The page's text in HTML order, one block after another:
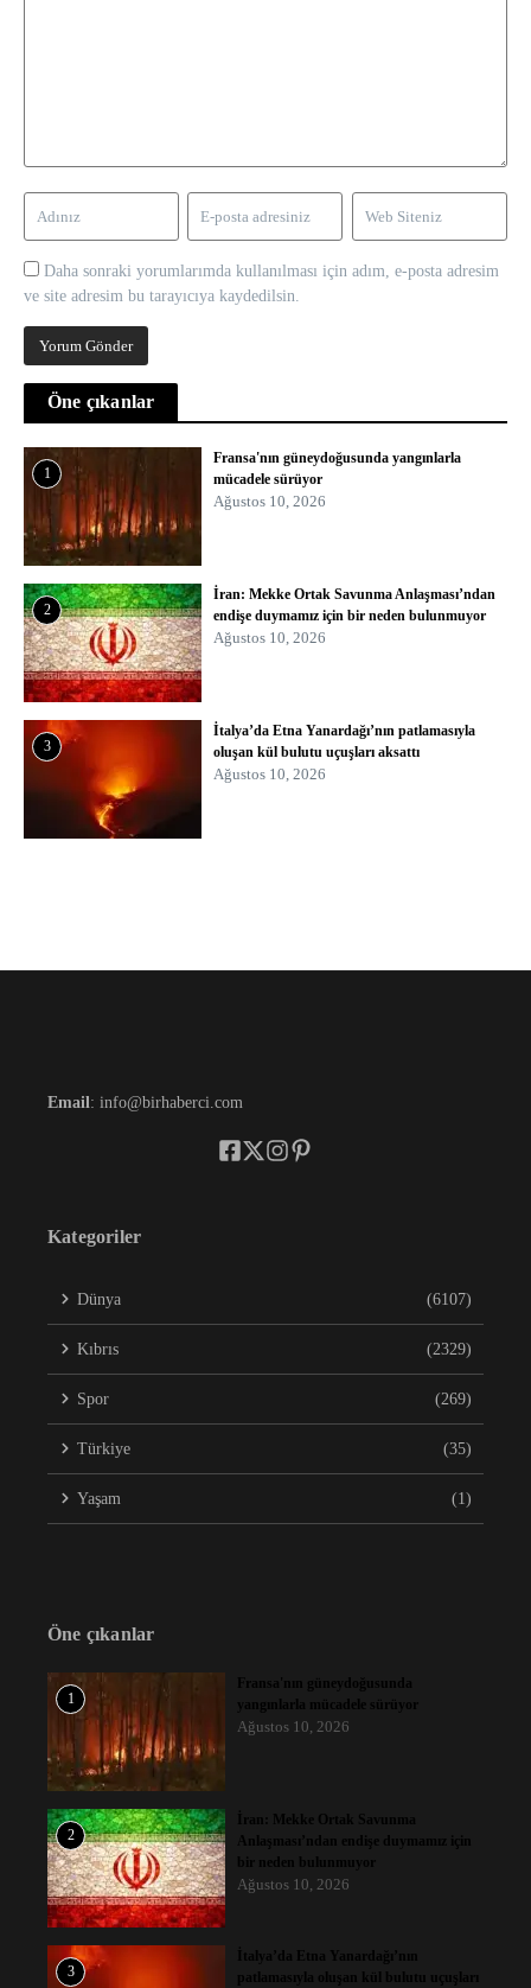
Daha sonraki yorumlarımda kullanılması için adım, e-posta adresim
ve site adresim bu tarayıcıya kaydedilsin.
Öne çıkanlar
1
Fransa'nın güneydoğusunda yangınlarla
mücadele sürüyor
Ağustos 10, 2026
2
İran: Mekke Ortak Savunma Anlaşması’ndan
endişe duymamız için bir neden bulunmuyor
Ağustos 10, 2026
3
İtalya’da Etna Yanardağı’nın patlamasıyla
oluşan kül bulutu uçuşları aksattı
Ağustos 10, 2026
Email : info@birhaberci.com
Kategoriler
Dünya (6107)
Kıbrıs (2329)
Spor (269)
Türkiye (35)
Yaşam (1)
Öne çıkanlar
1
Fransa'nın güneydoğusunda
yangınlarla mücadele sürüyor
Ağustos 10, 2026
2
İran: Mekke Ortak Savunma
Anlaşması’ndan endişe duymamız için
bir neden bulunmuyor
Ağustos 10, 2026
3
İtalya’da Etna Yanardağı’nın
patlamasıyla oluşan kül bulutu uçuşları